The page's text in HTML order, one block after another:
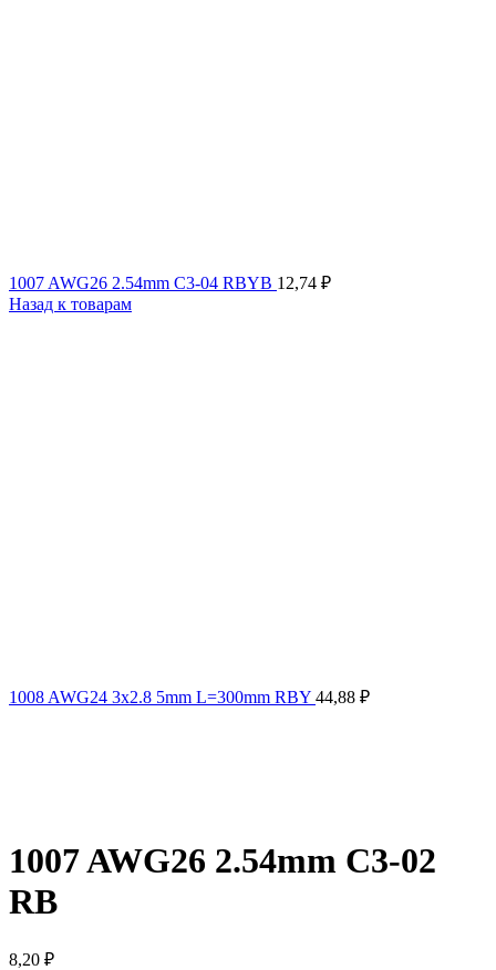
1007 AWG26 2.54mm C3-04 RBYB 12,74 ₽
Назад к товарам
1008 AWG24 3x2.8 5mm L=300mm RBY 44,88 ₽
1007 AWG26 2.54mm C3-02
RB
8,20 ₽